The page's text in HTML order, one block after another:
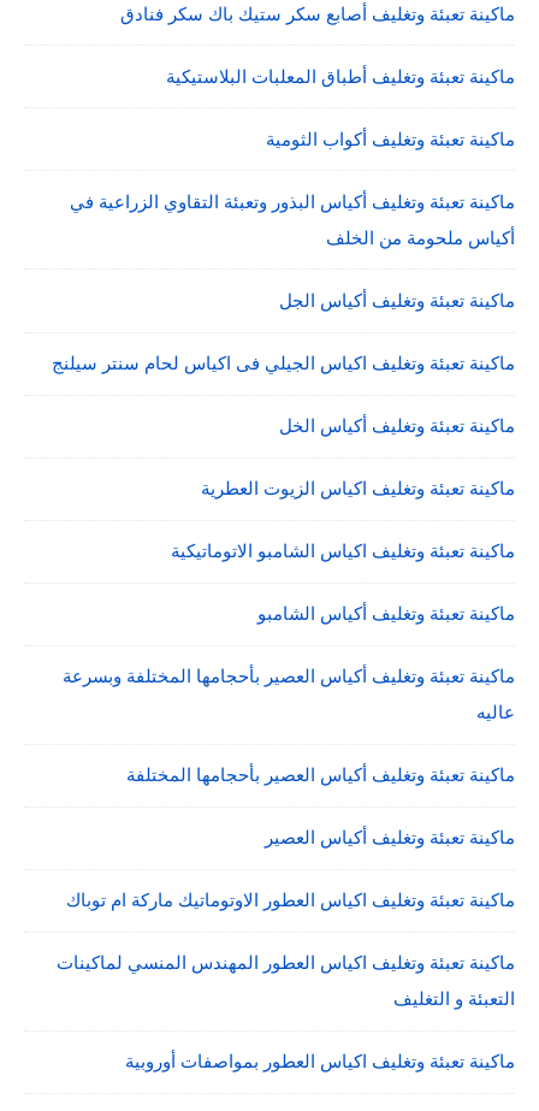
ماكينة تعبئة وتغليف أصابع سكر ستيك باك سكر فنادق
ماكينة تعبئة وتغليف أطباق المعلبات البلاستيكية
ماكينة تعبئة وتغليف أكواب الثومية
ماكينة تعبئة وتغليف أكياس البذور وتعبئة التقاوي الزراعية في
أكياس ملحومة من الخلف
ماكينة تعبئة وتغليف أكياس الجل
ماكينة تعبئة وتغليف اكياس الجيلي فى اكياس لحام سنتر سيلنج
ماكينة تعبئة وتغليف أكياس الخل
ماكينة تعبئة وتغليف اكياس الزيوت العطرية
ماكينة تعبئة وتغليف اكياس الشامبو الاتوماتيكية
ماكينة تعبئة وتغليف أكياس الشامبو
ماكينة تعبئة وتغليف أكياس العصير بأحجامها المختلفة وبسرعة
عاليه
ماكينة تعبئة وتغليف أكياس العصير بأحجامها المختلفة
ماكينة تعبئة وتغليف أكياس العصير
ماكينة تعبئة وتغليف اكياس العطور الاوتوماتيك ماركة ام توباك
ماكينة تعبئة وتغليف اكياس العطور المهندس المنسي لماكينات
التعبئة و التغليف
ماكينة تعبئة وتغليف اكياس العطور بمواصفات أوروبية